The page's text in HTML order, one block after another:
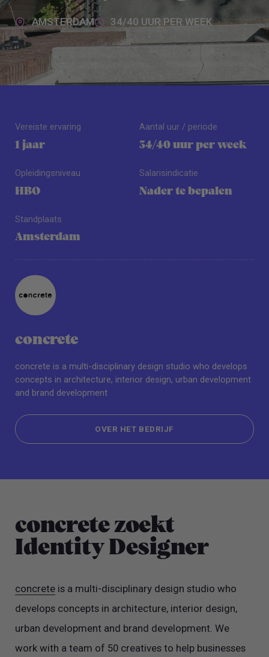
AMSTERDAM 34/40 UUR PER WEEK
Vereiste ervaring
1 jaar
Opleidingsniveau
HBO
Standplaats
Amsterdam
Aantal uur / periode
34/40 uur per week
Salarisindicatie
Nader te bepalen
concrete
concrete is a multi-disciplinary design studio who develops
concepts in architecture, interior design, urban development
and brand development
OVER HET BEDRIJF
concrete zoekt
Identity Designer
concrete is a multi-disciplinary design studio who
develops concepts in architecture, interior design,
urban development and brand development. We
work with a team of 50 creatives to help businesses